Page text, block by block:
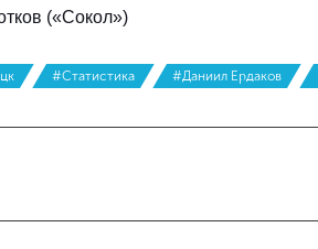
(«Сокол»)
#Статистика #Даниил Ердаков